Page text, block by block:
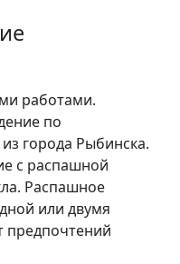
работами.
по
города Рыбинска.
с распашной
Распашное
или двумя
предпочтений